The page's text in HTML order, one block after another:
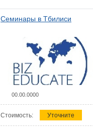
Семинары в Тбилиси
00.00.0000
Стоимость: Уточните